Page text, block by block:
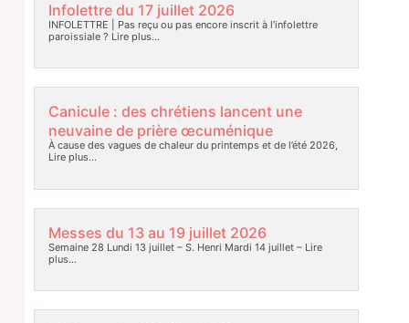
Infolettre du 17 juillet 2026
INFOLETTRE | Pas reçu ou pas encore inscrit à l’infolettre
paroissiale ? Lire plus…
Canicule : des chrétiens lancent une
neuvaine de prière œcuménique
À cause des vagues de chaleur du printemps et de l’été 2026,
Lire plus…
Messes du 13 au 19 juillet 2026
Semaine 28 Lundi 13 juillet – S. Henri Mardi 14 juillet –Lire
plus…